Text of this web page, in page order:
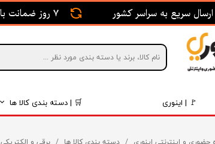
🚩 | اینوری 🛒 | دسته بندی کالا ها
ارسال سریع به سراسر کشور 7 روز ضمانت بازگشت